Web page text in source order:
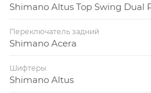
Shimano Altus Top Swing Dual
Переключатель задний
Shimano Acera
Шифтеры
Shimano Altus